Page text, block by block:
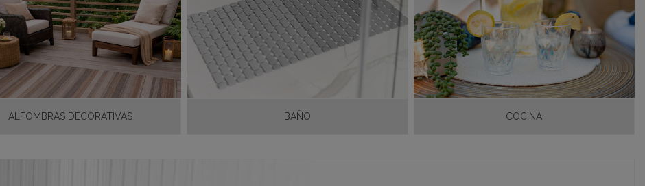
ALFOMBRAS DECORATIVAS BAÑO COCINA